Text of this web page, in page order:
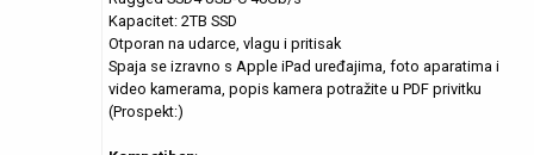
Kapacitet: 2TB SSD
Otporan na udarce, vlagu i pritisak
Spaja se izravno s Apple iPad uređajima, foto aparatima i
video kamerama, popis kamera potražite u PDF privitku
(Prospekt:)